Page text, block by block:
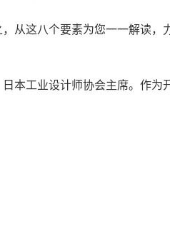
从这八个要素为您一一解读，
本工业设计师协会主席。作